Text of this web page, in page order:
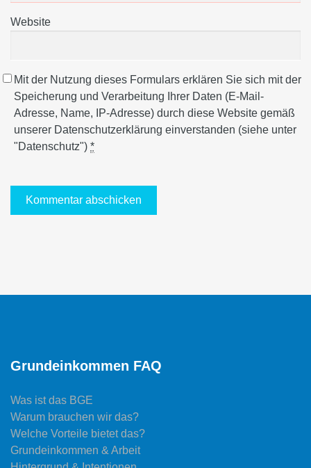
Website
Mit der Nutzung dieses Formulars erklären Sie sich mit der
Speicherung und Verarbeitung Ihrer Daten (E-Mail-
Adresse, Name, IP-Adresse) durch diese Website gemäß
unserer Datenschutzerklärung einverstanden (siehe unter
"Datenschutz") *
Grundeinkommen FAQ
Was ist das BGE
Warum brauchen wir das?
Welche Vorteile bietet das?
Grundeinkommen & Arbeit